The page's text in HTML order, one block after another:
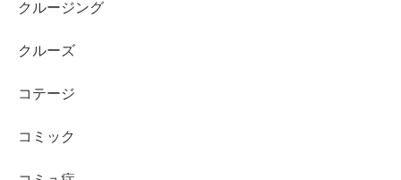
クルージング
クルーズ
コテージ
コミック